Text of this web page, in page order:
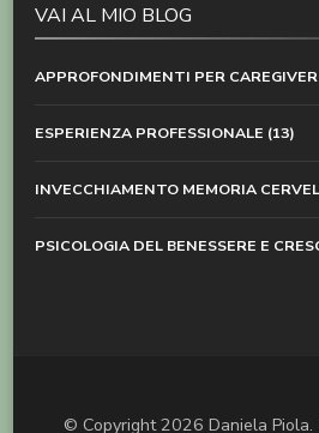
VAI AL MIO BLOG
APPROFONDIMENTI PER CAREGIVER
ESPERIENZA PROFESSIONALE (13)
INVECCHIAMENTO MEMORIA
PSICOLOGIA DEL BENESSERE E
© Copyright 2026 Daniela Piola.